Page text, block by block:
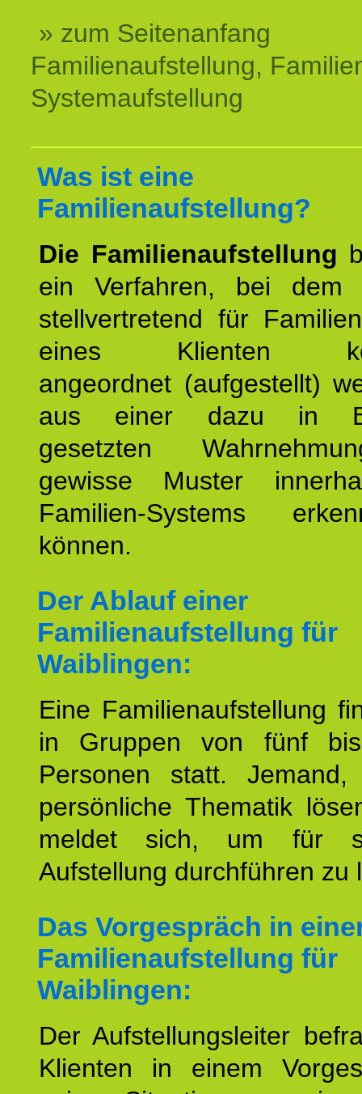
» zum Seitenanfang
Familienaufstellung,
Systemaufstellung
Was ist eine
Familienaufstellung?
Die Familienaufstellung
ein Verfahren, bei dem
stellvertretend für
eines Klienten
angeordnet (aufgestellt)
aus einer dazu in
gesetzten
gewisse Muster
Familien-Systems
können.
Der Ablauf einer
Familienaufstellung für
Waiblingen:
Eine Familienaufstellung
in Gruppen von fünf
Personen statt.
persönliche Thematik
meldet sich, um für
Aufstellung durchführen zu
Das Vorgespräch in
Familienaufstellung für
Waiblingen:
Der Aufstellungsleiter
Klienten in einem